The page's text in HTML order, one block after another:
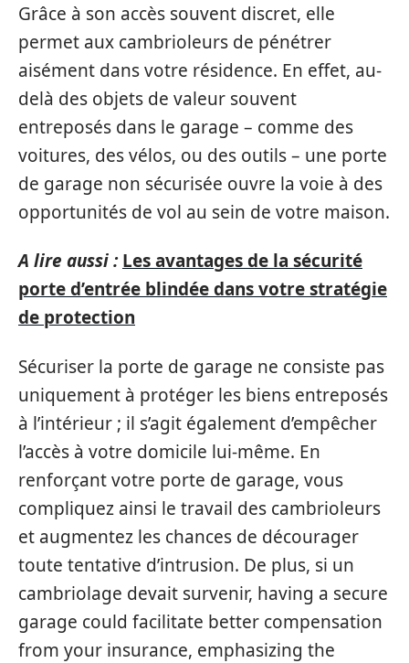
Grâce à son accès souvent discret, elle
permet aux cambrioleurs de pénétrer
aisément dans votre résidence. En effet, au-
delà des objets de valeur souvent
entreposés dans le garage – comme des
voitures, des vélos, ou des outils – une porte
de garage non sécurisée ouvre la voie à des
opportunités de vol au sein de votre maison.
A lire aussi : Les avantages de la sécurité
porte d’entrée blindée dans votre stratégie
de protection
Sécuriser la porte de garage ne consiste pas
uniquement à protéger les biens entreposés
à l’intérieur ; il s’agit également d’empêcher
l’accès à votre domicile lui-même. En
renforçant votre porte de garage, vous
compliquez ainsi le travail des cambrioleurs
et augmentez les chances de décourager
toute tentative d’intrusion. De plus, si un
cambriolage devait survenir, having a secure
garage could facilitate better compensation
from your insurance, emphasizing the